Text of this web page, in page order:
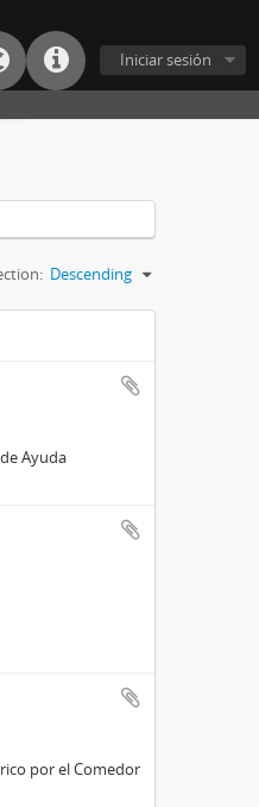
Iniciar sesión
Descending
Ayuda
por el Comedor